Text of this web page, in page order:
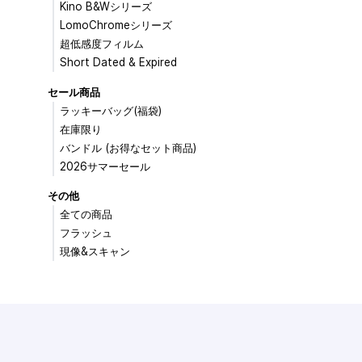
Kino B&Wシリーズ
LomoChromeシリーズ
超低感度フィルム
Short Dated & Expired
セール商品
ラッキーバッグ(福袋)
在庫限り
バンドル (お得なセット商品)
2026サマーセール
その他
全ての商品
フラッシュ
現像&スキャン